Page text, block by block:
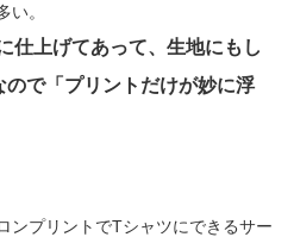
い。
仕上げてあって、生地にもし
で「プリントだけが妙に浮
ンプリントでTシャツにできるサー